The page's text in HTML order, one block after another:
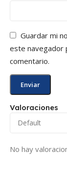
Valoraciones
No hay
Guardar mi
este navegador
comentario.